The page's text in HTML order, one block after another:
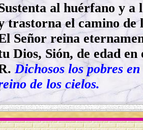
al huérfano y a
trastorna el camino de
Señor reina
Dios, Sión, de edad
Dichosos los pobres
de los cielos.